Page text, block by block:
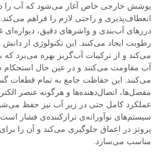
پوشش خارجی خاص آغاز می‌شود که آب را
انعطاف‌پذیری و راحتی لازم را فراهم می‌کند.
درزهای آب‌بندی و واشرهای دقیق، دیواره‌ای
رطوبت ایجاد می‌کنند. این تکنولوژی از دانش
می‌کند و از ترکیبات آب‌گریز بهره می‌برد
آب مقاومت می‌کنند و در عین حال استحکام
می‌کنند. این حفاظت جامع به تمام قطعات
مفصل‌ها، اتصال‌دهنده‌ها و هرگونه عنصر
عملکرد کامل حتی در زیر آب نیز حفظ
سیستم‌های نوآورانه‌ی ترازکننده‌ی فشار
پروتز در اعماق جلوگیری می‌کند و آن را
مناسب می‌سازد.